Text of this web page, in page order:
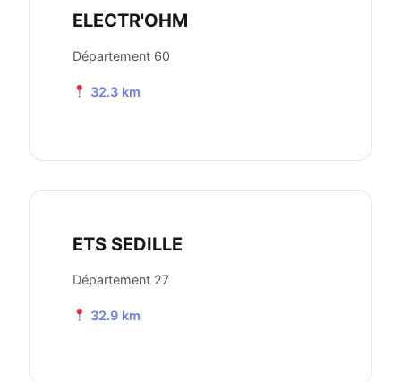
ELECTR'OHM
Département 60
32.3 km
ETS SEDILLE
Département 27
32.9 km